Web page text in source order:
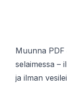
Muunna
selaimessa –
ja ilman